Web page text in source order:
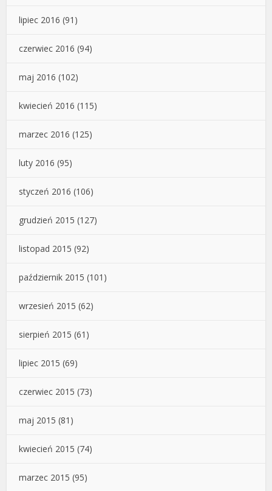
lipiec 2016 (91)
czerwiec 2016 (94)
maj 2016 (102)
kwiecień 2016 (115)
marzec 2016 (125)
luty 2016 (95)
styczeń 2016 (106)
grudzień 2015 (127)
listopad 2015 (92)
październik 2015 (101)
wrzesień 2015 (62)
sierpień 2015 (61)
lipiec 2015 (69)
czerwiec 2015 (73)
maj 2015 (81)
kwiecień 2015 (74)
marzec 2015 (95)